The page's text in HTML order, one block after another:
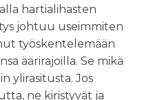
hartialihasten
johtuu useimmiten
työskentelemään
äärirajoilla. Se mikä
ylirasitusta. Jos
ne kiristyvät ja